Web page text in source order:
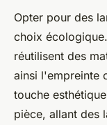
Opter pour des
choix
réutilisent des
ainsi l'empreinte
touche
pièce, allant des